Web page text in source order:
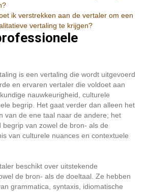
ik verstrekken aan de vertaler om een
vertaling te krijgen?
is een vertaling die wordt uitgevoerd
en ervaren vertaler die voldoet aan
nauwkeurigheid, culturele
begrip. Het gaat verder dan alleen het
van de ene taal naar de andere; het
van zowel de bron- als de
van culturele nuances en contextuele
beschikt over uitstekende
de bron- als de doeltaal. Ze hebben
grammatica, syntaxis, idiomatische